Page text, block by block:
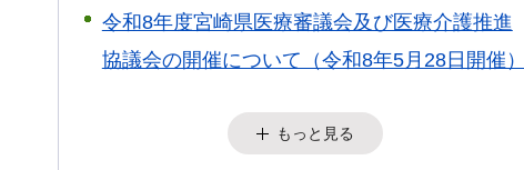
令和8年度宮崎県医療審議会及び医療介護推進
協議会の開催について（令和8年5月28日開催）
もっと見る